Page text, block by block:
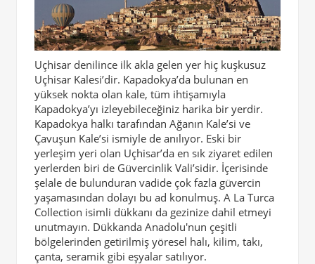
Uçhisar denilince ilk akla gelen yer hiç kuşkusuz
Uçhisar Kalesi’dir. Kapadokya’da bulunan en
yüksek nokta olan kale, tüm ihtişamıyla
Kapadokya’yı izleyebileceğiniz harika bir yerdir.
Kapadokya halkı tarafından Ağanın Kale’si ve
Çavuşun Kale’si ismiyle de anılıyor. Eski bir
yerleşim yeri olan Uçhisar’da en sık ziyaret edilen
yerlerden biri de Güvercinlik Vali’sidir. İçerisinde
şelale de bulunduran vadide çok fazla güvercin
yaşamasından dolayı bu ad konulmuş. A La Turca
Collection isimli dükkanı da gezinize dahil etmeyi
unutmayın. Dükkanda Anadolu'nun çeşitli
bölgelerinden getirilmiş yöresel halı, kilim, takı,
çanta, seramik gibi eşyalar satılıyor.